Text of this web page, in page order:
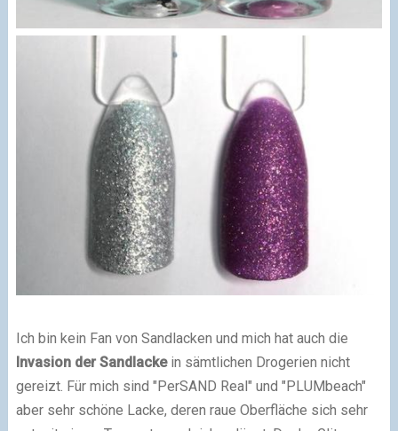
Ich bin kein Fan von Sandlacken und mich hat auch die
Invasion der Sandlackein sämtlichen Drogerien nicht
gereizt. Für mich sind "PerSAND Real" und "PLUMbeach"
aber sehr schöne Lacke, deren raue Oberfläche sich sehr